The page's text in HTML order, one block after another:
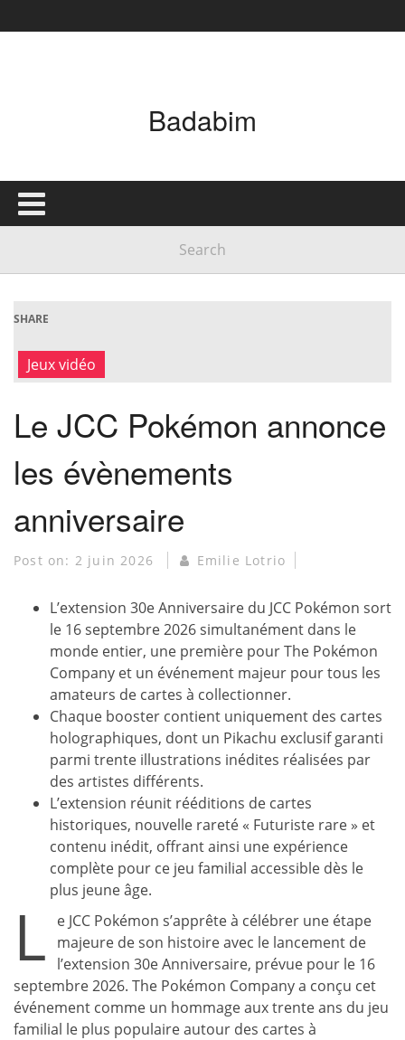
Badabim
SHARE
Jeux vidéo
Le JCC Pokémon annonce
les évènements
anniversaire
Post on: 2 juin 2026 Emilie Lotrio
L’extension 30e Anniversaire du JCC Pokémon sort
le 16 septembre 2026 simultanément dans le
monde entier, une première pour The Pokémon
Company et un événement majeur pour tous les
amateurs de cartes à collectionner.
Chaque booster contient uniquement des cartes
holographiques, dont un Pikachu exclusif garanti
parmi trente illustrations inédites réalisées par
des artistes différents.
L’extension réunit rééditions de cartes
historiques, nouvelle rareté « Futuriste rare » et
contenu inédit, offrant ainsi une expérience
complète pour ce jeu familial accessible dès le
plus jeune âge.
L
e JCC Pokémon s’apprête à célébrer une étape
majeure de son histoire avec le lancement de
l’extension 30e Anniversaire, prévue pour le 16
septembre 2026. The Pokémon Company a conçu cet
événement comme un hommage aux trente ans du jeu
familial le plus populaire autour des cartes à